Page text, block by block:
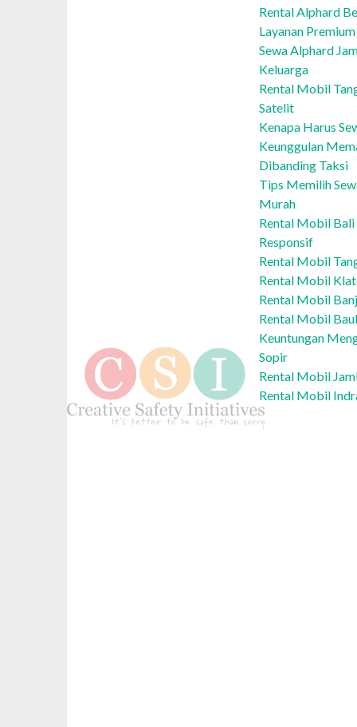
Rental Alphard
Layanan Premium
Sewa Alphard
Keluarga
Rental Mobil
Satelit
Kenapa Harus
Keunggulan
Dibanding Taksi
Tips Memilih
Murah
Rental Mobil Bali
Responsif
Rental Mobil
Rental Mobil
Rental Mobil
Rental Mobil
Keuntungan
Sopir
Rental Mobil
Rental Mobil